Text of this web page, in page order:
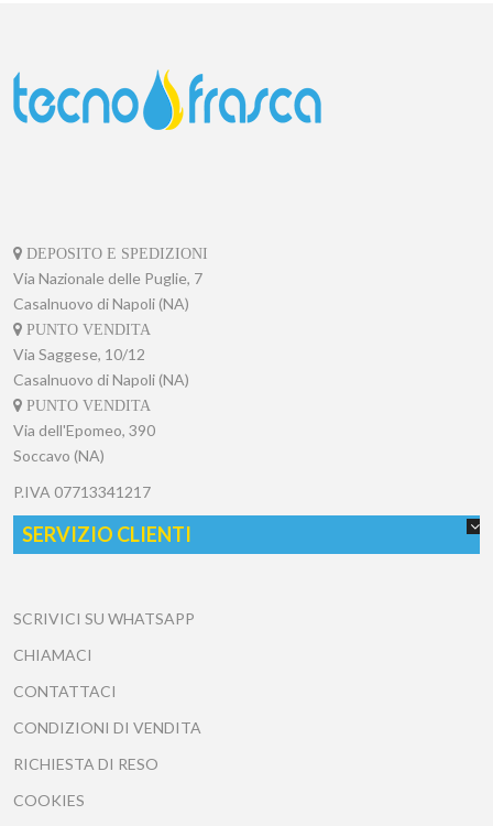
DEPOSITO E SPEDIZIONI
Via Nazionale delle Puglie, 7
Casalnuovo di Napoli (NA)
PUNTO VENDITA
Via Saggese, 10/12
Casalnuovo di Napoli (NA)
PUNTO VENDITA
Via dell'Epomeo, 390
Soccavo (NA)
P.IVA 07713341217
SERVIZIO CLIENTI
SCRIVICI SU WHATSAPP
CHIAMACI
CONTATTACI
CONDIZIONI DI VENDITA
RICHIESTA DI RESO
COOKIES